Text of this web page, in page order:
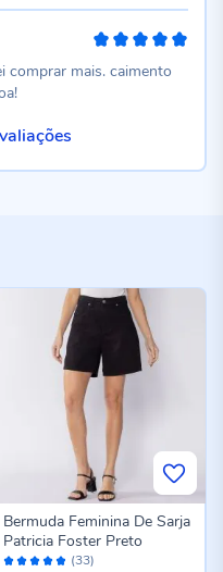
comprar mais. caimento
Avaliação: (33)
Bermuda Feminina De Sarja
Patricia Foster Preto